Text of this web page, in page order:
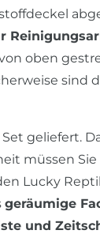
oben
sind
geliefert.
müssen
Lucky
geräumige
und